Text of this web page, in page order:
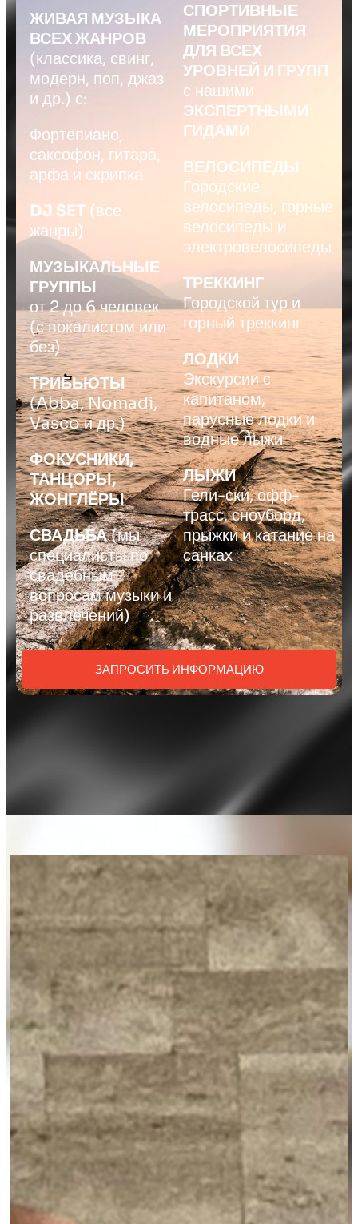
ЖИВАЯ МУЗЫКА
ВСЕХ ЖАНРОВ
(классика, свинг,
модерн, поп, джаз
и др.) с:
Фортепиано,
саксофон, гитара,
арфа и скрипка
DJ SET (все
жанры)
МУЗЫКАЛЬНЫЕ
ГРУППЫ
от 2 до 6 человек
(с вокалистом или
без)
ТРИБЬЮТЫ
(Abba, Nomadi,
Vasco и др.)
ФОКУСНИКИ,
ТАНЦОРЫ,
ЖОНГЛЁРЫ
СВАДЬБА(мы
специалисты по
свадебным
вопросам музыки и
развлечений)
СПОРТИВНЫЕ
МЕРОПРИЯТИЯ
ДЛЯ ВСЕХ
УРОВНЕЙ И ГРУПП
с нашими
ЭКСПЕРТНЫМИ
ГИДАМИ
ВЕЛОСИПЕДЫ
Городские
велосипеды, горные
велосипеды и
электровелосипеды
ТРЕККИНГ
Городской тур и
горный треккинг
ЛОДКИ
Экскурсии с
капитаном,
парусные лодки и
водные лыжи
ЛЫЖИ
Гели-ски, офф-
трасс, сноуборд,
прыжки и катание на
санках
ЗАПРОСИТЬ ИНФОРМАЦИЮ